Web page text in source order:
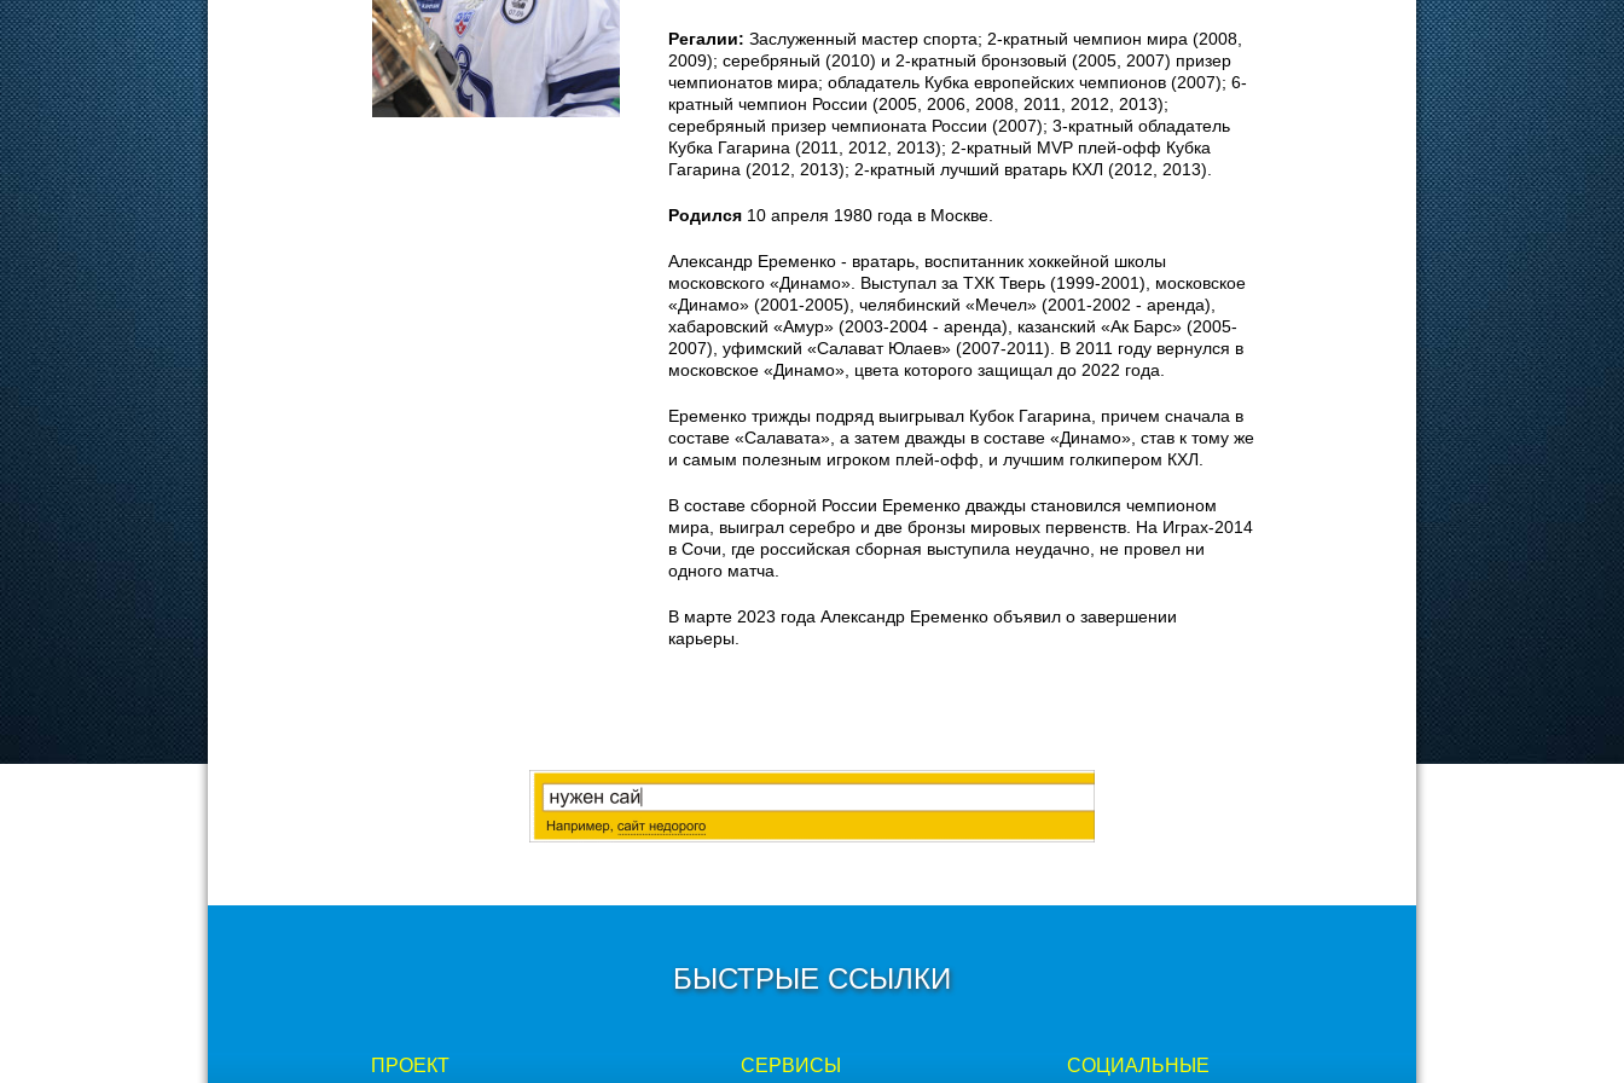
Регалии: Заслуженный мастер спорта; 2-кратный чемпион мира (2008,
2009); серебряный (2010) и 2-кратный бронзовый (2005, 2007) призер
чемпионатов мира; обладатель Кубка европейских чемпионов (2007); 6-
кратный чемпион России (2005, 2006, 2008, 2011, 2012, 2013);
серебряный призер чемпионата России (2007); 3-кратный обладатель
Кубка Гагарина (2011, 2012, 2013); 2-кратный MVP плей-офф Кубка
Гагарина (2012, 2013); 2-кратный лучший вратарь КХЛ (2012, 2013).
Родился 10 апреля 1980 года в Москве.
Александр Еременко - вратарь, воспитанник хоккейной школы
московского «Динамо». Выступал за ТХК Тверь (1999-2001), московское
«Динамо» (2001-2005), челябинский «Мечел» (2001-2002 - аренда),
хабаровский «Амур» (2003-2004 - аренда), казанский «Ак Барс» (2005-
2007), уфимский «Салават Юлаев» (2007-2011). В 2011 году вернулся в
московское «Динамо», цвета которого защищал до 2022 года.
Еременко трижды подряд выигрывал Кубок Гагарина, причем сначала в
составе «Салавата», а затем дважды в составе «Динамо», став к тому же
и самым полезным игроком плей-офф, и лучшим голкипером КХЛ.
В составе сборной России Еременко дважды становился чемпионом
мира, выиграл серебро и две бронзы мировых первенств. На Играх-2014
в Сочи, где российская сборная выступила неудачно, не провел ни
одного матча.
В марте 2023 года Александр Еременко объявил о завершении
карьеры.
БЫСТРЫЕ ССЫЛКИ
ПРОЕКТ СЕРВИСЫ СОЦИАЛЬНЫЕ